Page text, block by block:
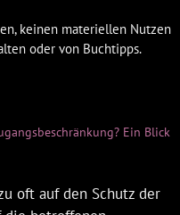
keinen materiellen Nutzen
oder von Buchtipps.
Ein Blick
oft auf den Schutz der